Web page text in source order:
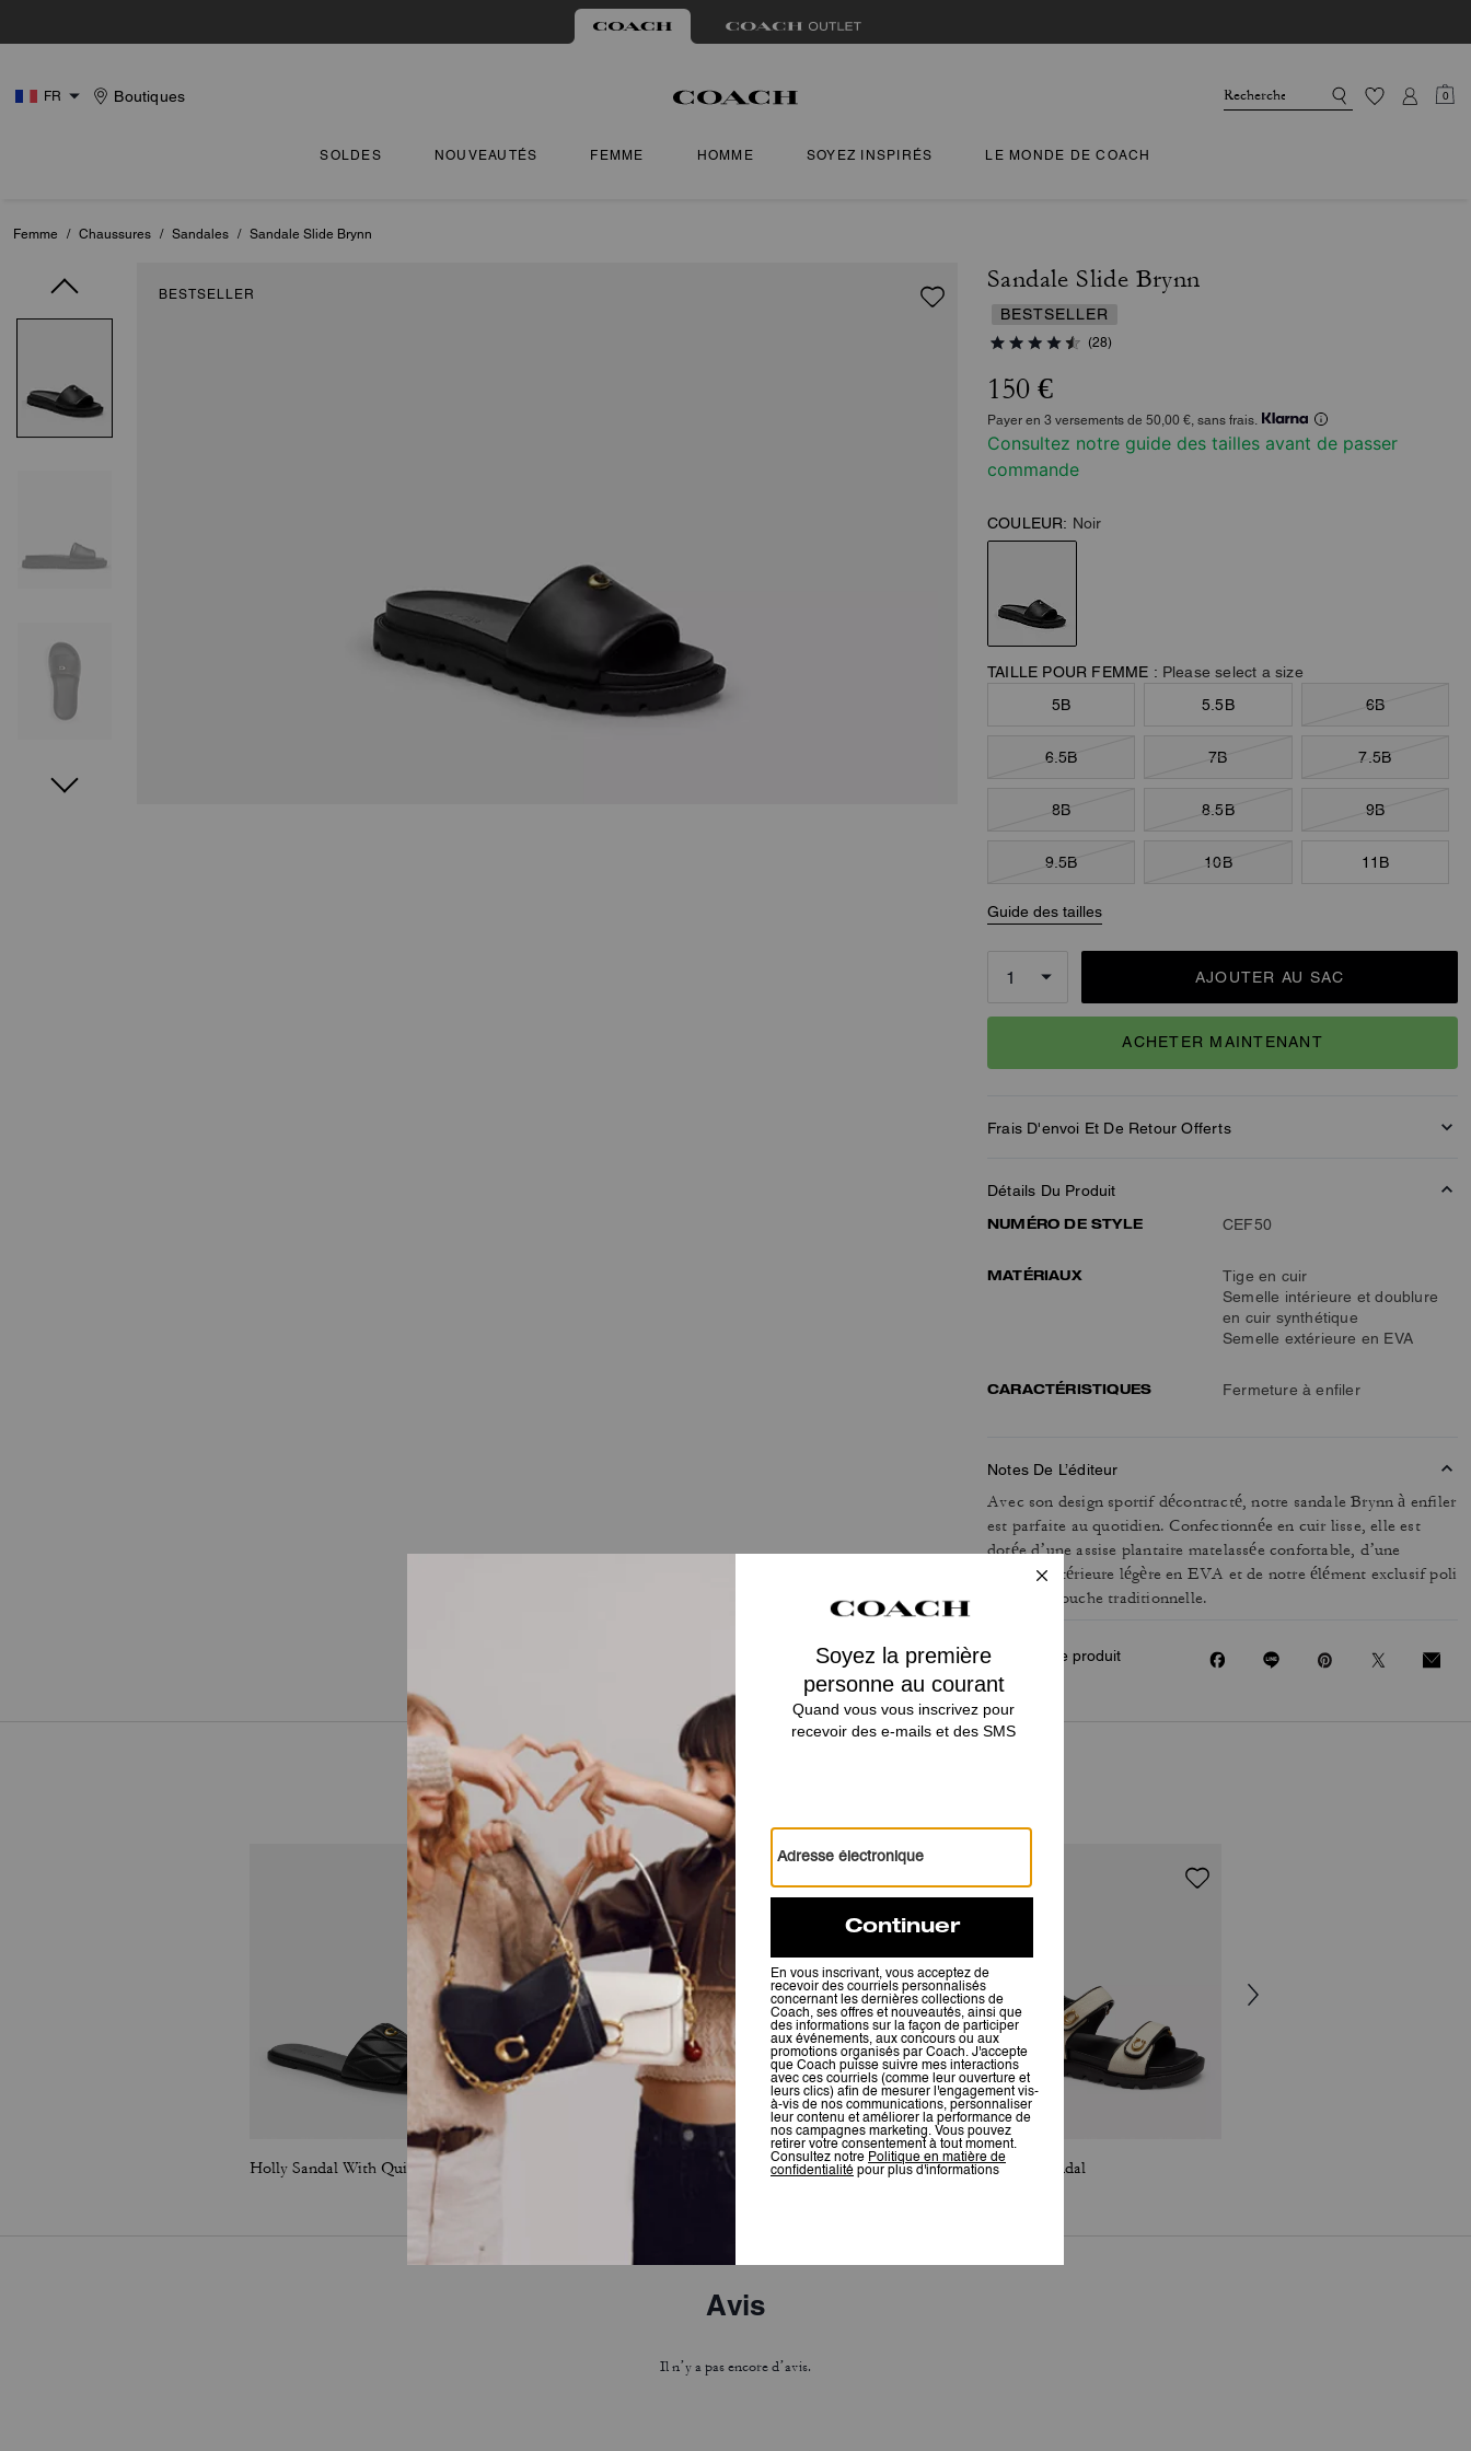
FR Boutiques 0
SOLDES NOUVEAUTÉS FEMME HOMME SOYEZ INSPIRÉS LE MONDE DE COACH
Femme / Chaussures / Sandales / Sandale Slide Brynn
BESTSELLER
Sandale Slide Brynn
BESTSELLER
(28)
150 €
Payer en 3 versements de 50,00 €, sans frais.
Consultez notre guide des tailles avant de passer
commande
COULEUR: Noir
TAILLE POUR FEMME : Please select a size
5B
5.5B 6B
6.5B 7B 7.5B
8B 8.5B 9B
9.5B 10B 11B
Guide des tailles
AJOUTER AU SAC
ACHETER MAINTENANT
Frais D'envoi Et De Retour Offerts
Détails Du Produit
NUMÉRO DE STYLE
CEF50
MATÉRIAUX
Tige en cuir
Semelle intérieure et doublure
en cuir synthétique
Semelle extérieure en EVA
CARACTÉRISTIQUES Fermeture à enfiler
Notes De L’éditeur
Avec son design sportif décontracté, notre sandale Brynn à enfiler
est parfaite au quotidien. Confectionnée en cuir lisse, elle est
dotée d’une assise plantaire matelassée confortable, d’une
semelle extérieure légère en EVA et de notre élément exclusif poli
pour une touche traditionnelle.
Partager ce produit
Vous Aimerez Aussi
Holly Sandal With Quilting Sculpted C Criss Cross Sandal Brynn Sandal Brynn Sandal
Avis
Il n’y a pas encore d’avis.